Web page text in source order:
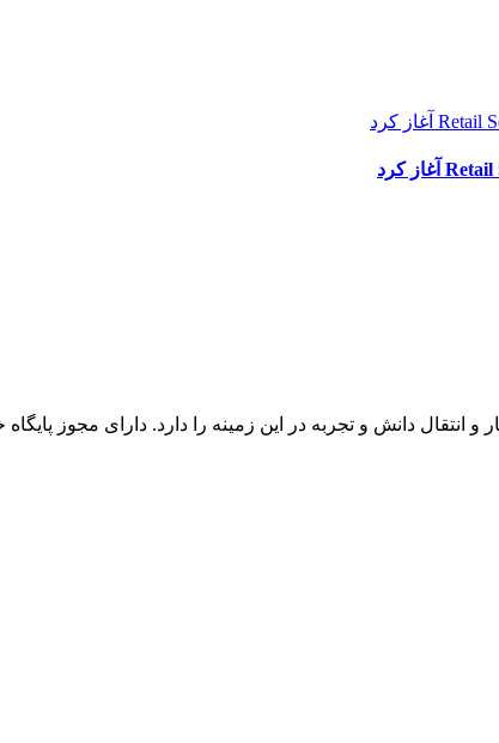
دانش و تجربه در این زمینه را دارد. دارای مجوز